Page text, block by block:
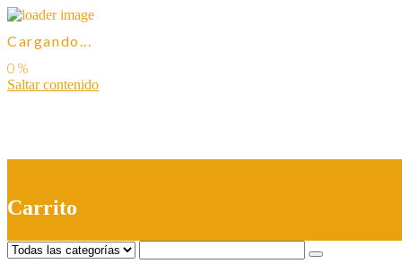
Cargando...
Saltar contenido
Carrito